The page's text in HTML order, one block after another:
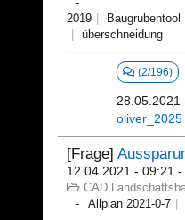
2019 Baugrubentool
überschneidung
(2/196)
28.05.2021
oliver_2025
[Frage]
12.04.2021 - 09:21 -
CAD
Allplan 2021-0-7